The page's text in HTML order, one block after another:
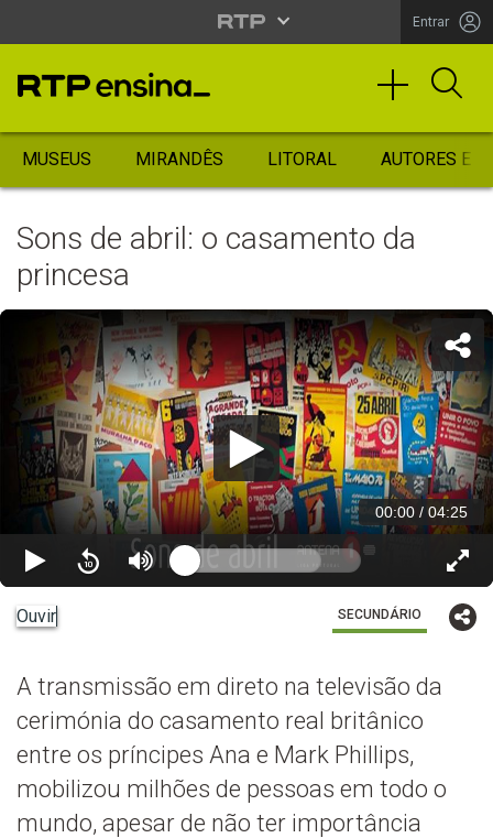
Entrar
MUSEUS MIRANDÊS LITORAL AUTORES
Sons de abril: o casamento da
princesa
00:00 / 04:25
Ouvir SECUNDÁRIO
A transmissão em direto na televisão da
cerimónia do casamento real britânico
entre os príncipes Ana e Mark Phillips,
mobilizou milhões de pessoas em todo o
mundo, apesar de não ter importância